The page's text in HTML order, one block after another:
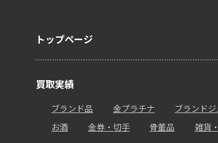
トップページ
買取実績
ブランド品 金プラチナ ブランド
お酒
金券・切手 骨董品 雑貨